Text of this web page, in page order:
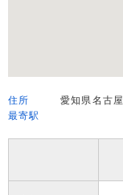
住所
愛知県名古
最寄駅